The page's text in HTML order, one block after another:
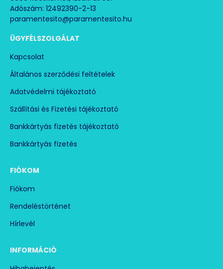
Adószám: 12492390-2-13
paramentesito@paramentesito.hu
ÜGYFÉLSZOLGÁLAT
Kapcsolat
Általános szerződési feltételek
Adatvédelmi tájékoztató
Szállítási és Fizetési tájékoztató
Bankkártyás fizetés tájékoztató
Bankkártyás fizetés
FIÓKOM
Fiókom
Rendeléstörténet
Hírlevél
INFORMÁCIÓ